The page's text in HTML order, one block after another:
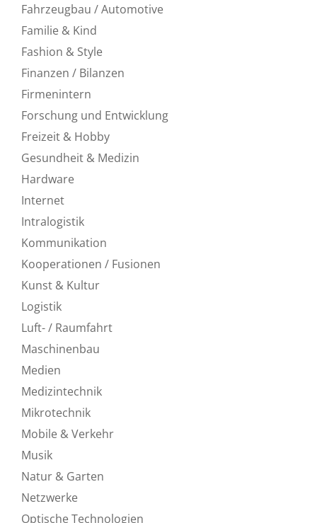
Fahrzeugbau / Automotive
Familie & Kind
Fashion & Style
Finanzen / Bilanzen
Firmenintern
Forschung und Entwicklung
Freizeit & Hobby
Gesundheit & Medizin
Hardware
Internet
Intralogistik
Kommunikation
Kooperationen / Fusionen
Kunst & Kultur
Logistik
Luft- / Raumfahrt
Maschinenbau
Medien
Medizintechnik
Mikrotechnik
Mobile & Verkehr
Musik
Natur & Garten
Netzwerke
Optische Technologien